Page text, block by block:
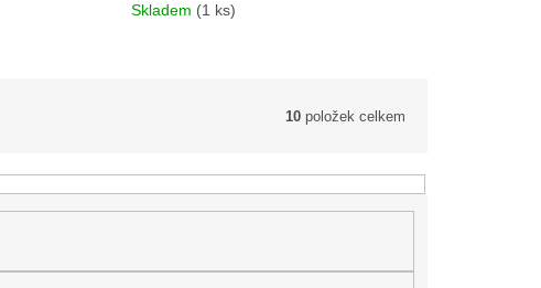
Skladem (1 ks)
10 položek celkem